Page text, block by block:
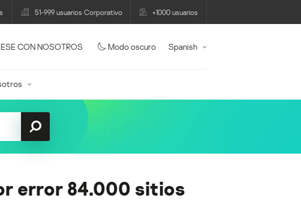
51-999 usuarios Corporativo +1000 usuarios
CON NOSOTROS Modo oscuro Spanish
error 84.000 sitios